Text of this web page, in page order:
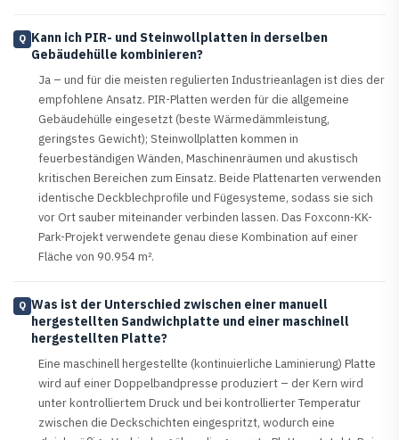
Q Kann ich PIR- und Steinwollplatten in derselben
Gebäudehülle kombinieren?
Ja – und für die meisten regulierten Industrieanlagen ist dies der
empfohlene Ansatz. PIR-Platten werden für die allgemeine
Gebäudehülle eingesetzt (beste Wärmedämmleistung,
geringstes Gewicht); Steinwollplatten kommen in
feuerbeständigen Wänden, Maschinenräumen und akustisch
kritischen Bereichen zum Einsatz. Beide Plattenarten verwenden
identische Deckblechprofile und Fügesysteme, sodass sie sich
vor Ort sauber miteinander verbinden lassen. Das Foxconn-KK-
Park-Projekt verwendete genau diese Kombination auf einer
Fläche von 90.954 m².
Q Was ist der Unterschied zwischen einer manuell
hergestellten Sandwichplatte und einer maschinell
hergestellten Platte?
Eine maschinell hergestellte (kontinuierliche Laminierung) Platte
wird auf einer Doppelbandpresse produziert – der Kern wird
unter kontrolliertem Druck und bei kontrollierter Temperatur
zwischen die Deckschichten eingespritzt, wodurch eine